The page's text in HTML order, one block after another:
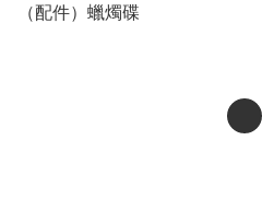
（配件）蠟燭碟